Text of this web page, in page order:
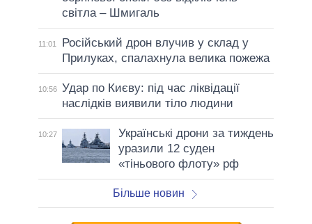
світла – Шмигаль
11:01
Російський дрон влучив у склад у
Прилуках, спалахнула велика пожежа
10:56 Удар по Києву: під час ліквідації
наслідків виявили тіло людини
10:27
Українські дрони за тиждень
уразили 12 суден
«тіньового флоту» рф
Більше новин